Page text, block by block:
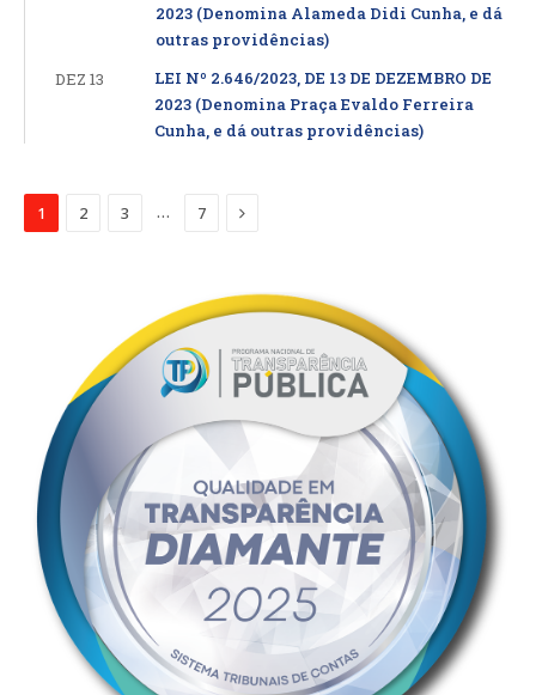
2023 (Denomina Alameda Didi Cunha, e dá
outras providências)
DEZ 13
LEI Nº 2.646/2023, DE 13 DE DEZEMBRO DE
2023 (Denomina Praça Evaldo Ferreira
Cunha, e dá outras providências)
1 2 3 … 7 Proximo